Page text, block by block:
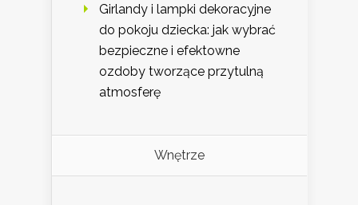
Girlandy i lampki dekoracyjne
do pokoju dziecka: jak wybrać
bezpieczne i efektowne
ozdoby tworzące przytulną
atmosferę
Wnętrze